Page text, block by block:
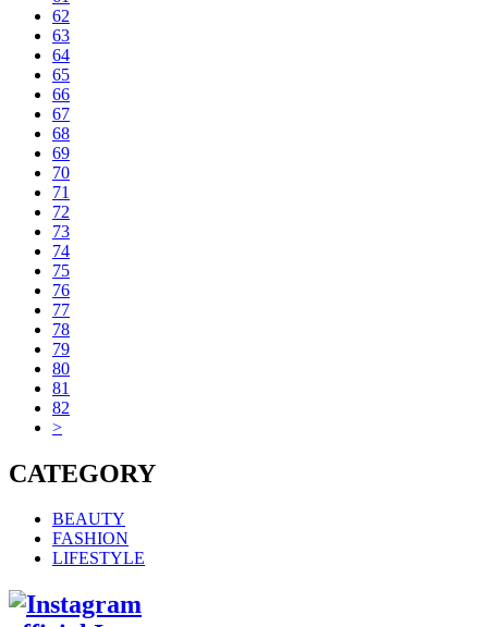
62
63
64
65
66
67
68
69
70
71
72
73
74
75
76
77
78
79
80
81
82
>
CATEGORY
BEAUTY
FASHION
LIFESTYLE